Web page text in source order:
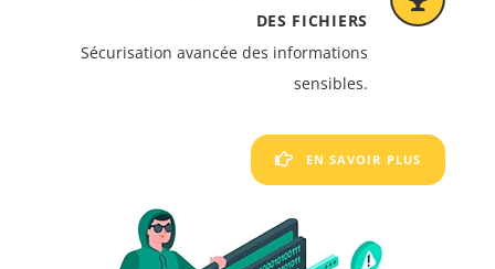
DES FICHIERS
Sécurisation avancée des informations
sensibles.
EN SAVOIR PLUS